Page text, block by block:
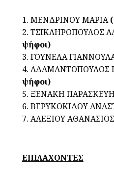
1. ΜΕΝΔΡΙΝΟΥ ΜΑΡΙΑ
2. ΤΣΙΚΛΗΡΟΠΟΥΛΟΣ
ψήφοι)
3. ΓΟΥΝΕΛΑ
4. ΑΔΑΜΑΝΤΟΠΟΥΛΟΣ
ψήφοι)
5. ΞΕΝΑΚΗ ΠΑΡΑΣΚΕΥΗ
6. ΒΕΡΥΚΟΚΙΔΟΥ
7. ΑΛΕΞΙΟΥ ΑΘΑΝΑΣΙΟΣ
ΕΠΙΛΑΧΟΝΤΕΣ